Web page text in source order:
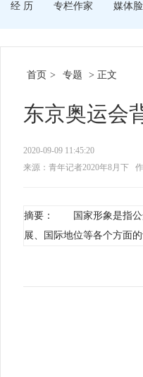
经 历 专栏作家 媒体
首页 > 专题 > 正文
东京奥运会
2020-09-09 11:45:20
来源：青年记者2020年8月下
摘要： 国家形象是指公
展、国际地位等各个方面